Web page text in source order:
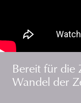
Bereit für die
Wandel der